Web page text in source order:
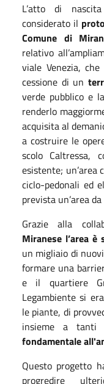
L’atto di
considerato il
Comune di
relativo
viale Venezia,
cessione di un
verde pubblico e
renderlo
acquisita al
a costruire le
scolo Caltressa,
esistente; un’area
ciclo-pedonali ed
prevista un’area
Grazie alla
Miranese l’area
un migliaio di
formare una
e il quartiere
Legambiente si
le piante, di
insieme a tanti
fondamentale
Questo progetto
progredire